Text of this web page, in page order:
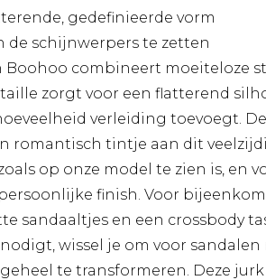
gedefinieerde vorm
schijnwerpers te zetten
combineert moeiteloze
zorgt voor een flatterend
verleiding toevoegt. De
romantisch tintje aan dit
op onze model te zien is, en
finish. Voor
sandaaltjes en een crossbody
wissel je om voor sandalen
te transformeren. Deze